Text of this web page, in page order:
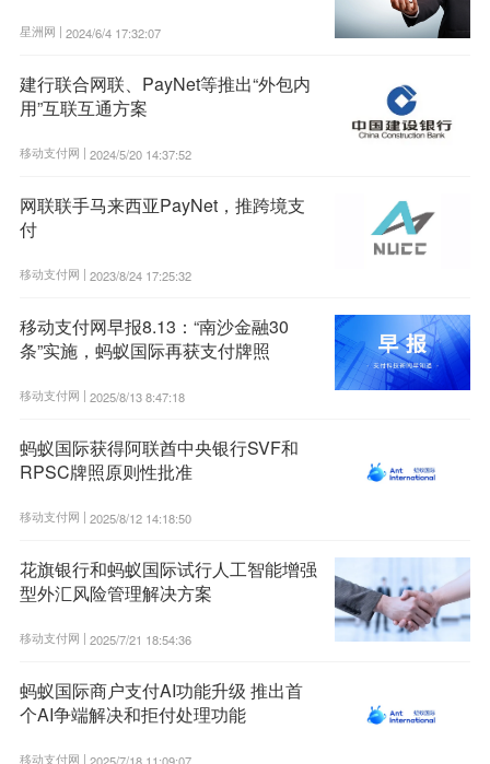
星洲网 | 2024/6/4 17:32:07
建行联合网联、PayNet等推出“外包内
用”互联互通方案
移动支付网 | 2024/5/20 14:37:52
网联联手马来西亚PayNet，推跨境支
付
移动支付网 | 2023/8/24 17:25:32
移动支付网早报8.13：“南沙金融30
条”实施，蚂蚁国际再获支付牌照
移动支付网 | 2025/8/13 8:47:18
蚂蚁国际获得阿联酋中央银行SVF和
RPSC牌照原则性批准
移动支付网 | 2025/8/12 14:18:50
花旗银行和蚂蚁国际试行人工智能增强
型外汇风险管理解决方案
移动支付网 | 2025/7/21 18:54:36
蚂蚁国际商户支付AI功能升级 推出首
个AI争端解决和拒付处理功能
移动支付网 |